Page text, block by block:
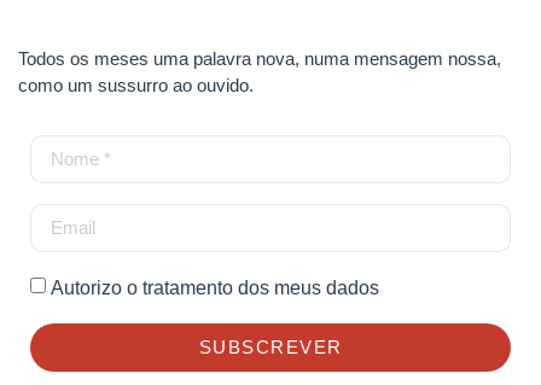
Todos os meses uma palavra nova, numa mensagem nossa,
como um sussurro ao ouvido.
Autorizo o tratamento dos meus dados
SUBSCREVER